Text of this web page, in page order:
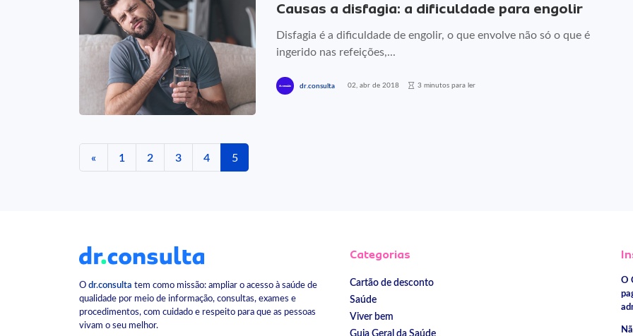
Causas a disfagia: a dificuldade para engolir
Disfagia é a dificuldade de engolir, o que envolve não só o que é
ingerido nas refeições,...
dr.consulta 02, abr de 2018 3 minutos para ler
« 1 2 3 4 5
O dr.consulta tem como missão: ampliar o acesso à saúde de
qualidade por meio de informação, consultas, exames e
procedimentos, com cuidado e respeito para que as pessoas
vivam o seu melhor.
Categorias
Cartão de desconto
Saúde
Viver bem
Guia Geral da Saúde
O